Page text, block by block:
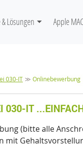
Lösungen Apple
030-IT Onlinebewerbung
030-IT
(bitte alle
mit